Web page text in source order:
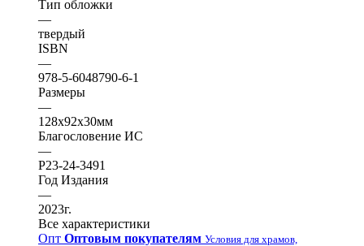
Тип обложки
—
твердый
ISBN
—
978-5-6048790-6-1
Размеры
—
128х92х30мм
Благословение ИС
—
Р23-24-3491
Год Издания
—
2023г.
Все характеристики
Опт Оптовым покупателям Условия для храмов,